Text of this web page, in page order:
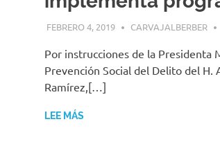
FEBRERO 4, 2019 CARVAJALBERBER
Por instrucciones de la Presidenta
Prevención Social del Delito del H.
Ramírez,[…]
LEE MÁS